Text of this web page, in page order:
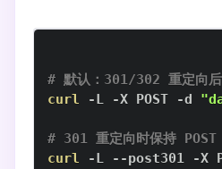
# 默认：301/302 重定向
curl -L -X POST -d
# 301 重定向时保持 POST
curl -L --post301 -X